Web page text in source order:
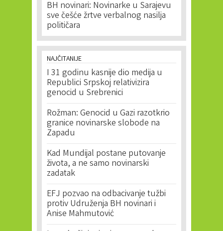
BH novinari: Novinarke u Sarajevu
sve češće žrtve verbalnog nasilja
političara
NAJČITANIJE
I 31 godinu kasnije dio medija u
Republici Srpskoj relativizira
genocid u Srebrenici
Rožman: Genocid u Gazi razotkrio
granice novinarske slobode na
Zapadu
Kad Mundijal postane putovanje
života, a ne samo novinarski
zadatak
EFJ pozvao na odbacivanje tužbi
protiv Udruženja BH novinari i
Anise Mahmutović